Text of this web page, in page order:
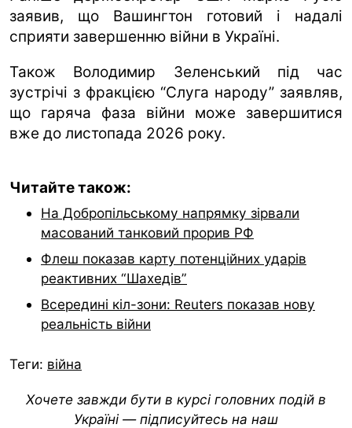
заявив, що Вашингтон готовий і надалі
сприяти завершенню війни в Україні.
Також Володимир Зеленський під час
зустрічі з фракцією “Слуга народу” заявляв,
що гаряча фаза війни може завершитися
вже до листопада 2026 року.
Читайте також:
На Добропільському напрямку зірвали
масований танковий прорив РФ
Флеш показав карту потенційних ударів
реактивних “Шахедів”
Всередині кіл-зони: Reuters показав нову
реальність війни
Теги: війна
Хочете завжди бути в курсі головних подій в
Україні — підписуйтесь на наш